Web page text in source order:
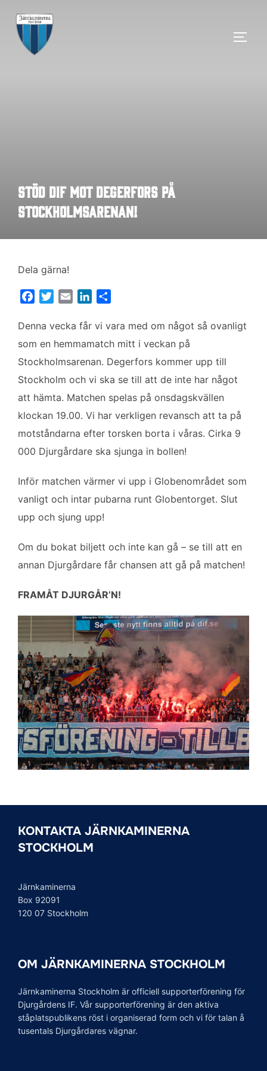
innehåll
Stöd DIF mot Degerfors på
Stockholmsarenan!
Dela gärna!
c
e
o
o
k
i
t
e
r
a
i
n
k
d
I
n
l
a
Denna vecka får vi vara med om något så ovanligt
som en hemmamatch mitt i veckan på
Stockholmsarenan. Degerfors kommer upp till
Stockholm och vi ska se till att de inte har något
att hämta. Matchen spelas på onsdagskvällen
klockan 19.00. Vi har verkligen revansch att ta på
motståndarna efter torsken borta i våras. Cirka 9
000 Djurgårdare ska sjunga in bollen!
Inför matchen värmer vi upp i Globenområdet som
vanligt och intar pubarna runt Globentorget. Slut
upp och sjung upp!
Om du bokat biljett och inte kan gå – se till att en
annan Djurgårdare får chansen att gå på matchen!
FRAMÅT DJURGÅR’N!
KONTAKTA JÄRNKAMINERNA
STOCKHOLM
Järnkaminerna
Box 92091
120 07 Stockholm
OM JÄRNKAMINERNA STOCKHOLM
Järnkaminerna Stockholm är officiell supporterförening för
Djurgårdens IF. Vår supporterförening är den aktiva
ståplatspublikens röst i organiserad form och vi för talan å
tusentals Djurgårdares vägnar.